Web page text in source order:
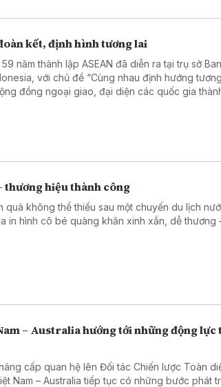
kết, định hình tương lai
năm thành lập ASEAN đã diễn ra tại trụ sở
với chủ đề “Cùng nhau định hướng
đồng ngoại giao, đại diện các quốc gia
thương hiệu thành công
quà không thể thiếu sau một chuyến du lịch
in hình cô bé quàng khăn xinh xắn, dễ thương
– Australia hướng tới những động lực
cấp quan hệ lên Đối tác Chiến lược Toàn
Nam – Australia tiếp tục có những bước phát